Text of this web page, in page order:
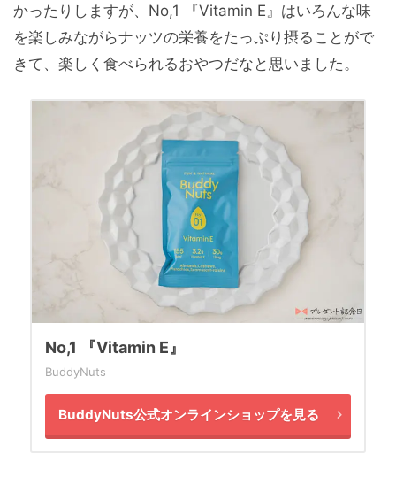
かったりしますが、No,1 『Vitamin E』はいろんな味
を楽しみながらナッツの栄養をたっぷり摂ることがで
きて、楽しく食べられるおやつだなと思いました。
No,1 『Vitamin E』
BuddyNuts
BuddyNuts公式オンラインショップを見る